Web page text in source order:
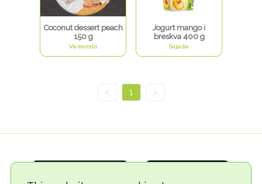
Coconut dessert peach
150 g
Vemondo
Jogurt mango i
breskva 400 g
Sojade
< 1 >